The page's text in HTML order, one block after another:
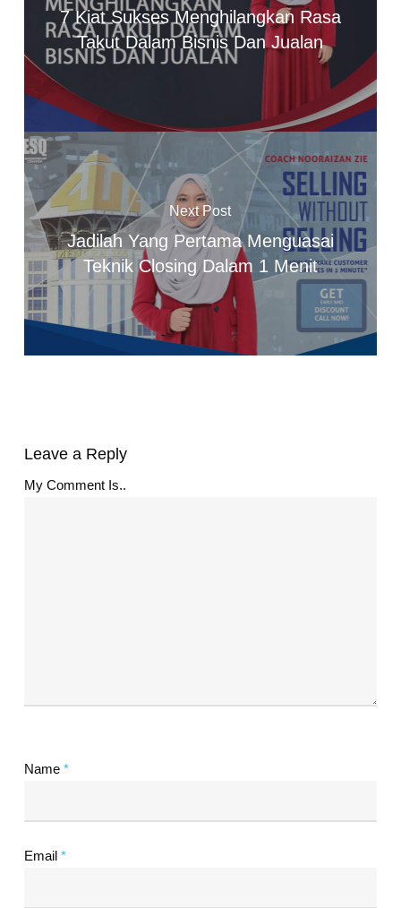
7 Kiat Sukses Menghilangkan Rasa
Takut Dalam Bisnis Dan Jualan
Next Post
Jadilah Yang Pertama Menguasai
Teknik Closing Dalam 1 Menit
Leave a Reply
My Comment Is..
Name *
Email *